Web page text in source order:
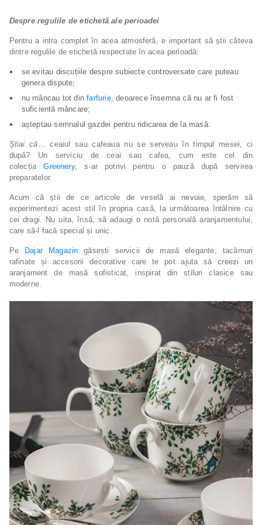
Despre regulile de etichetă ale perioadei
Pentru a intra complet în acea atmosferă, e important să știi câteva
dintre regulile de etichetă respectate în acea perioadă:
se evitau discuțiile despre subiecte controversate care puteau
genera dispute;
nu mâncau tot dinfarfurie, deoarece însemna că nu ar fi fost
suficientă mâncare;
așteptau semnalul gazdei pentru ridicarea de la masă.
Știai că… ceaiul sau cafeaua nu se serveau în timpul mesei, ci
după? Un serviciu de ceai sau cafea, cum este cel din
colecțiaGreenery, s-ar potrivi pentru o pauză după servirea
preparatelor.
Acum că știi de ce articole de veselă ai nevoie, sperăm să
experimentezi acest stil în propria casă, la următoarea întâlnire cu
cei dragi. Nu uita, însă, să adaugi o notă personală aranjamentului,
care să-l facă special și unic.
Pe Dajar Magazin găsești servicii de masă elegante, tacâmuri
rafinate și accesorii decorative care te pot ajuta să creezi un
aranjament de masă sofisticat, inspirat din stiluri clasice sau
moderne.